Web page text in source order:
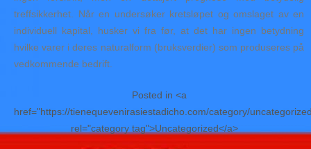
treffsikkerhet. Når en undersøker kretsløpet og omslaget av en
individuell kapital, husker vi fra før, at det har ingen betydning
hvilke varer i deres naturalform (bruksverdier) som produseres på
vedkommende bedrift.
Posted in <a
href="https://tienequevenirasiestadicho.com/category/
rel="category tag">Uncategorized</a>